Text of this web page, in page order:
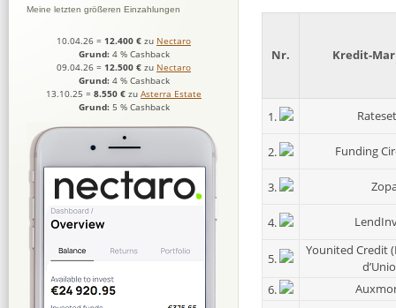
Nr. Kredit-
1.
2. Funding
3.
4.
5.
Younited Credit
6.
Meine letzten größeren Einzahlungen
10.04.26 = 12.400 € zu Nectaro
Grund: 4 % Cashback
09.04.26 = 12.500 € zu Nectaro
Grund: 4 % Cashback
13.10.25 = 8.550 € zu Asterra Estate
Grund: 5 % Cashback